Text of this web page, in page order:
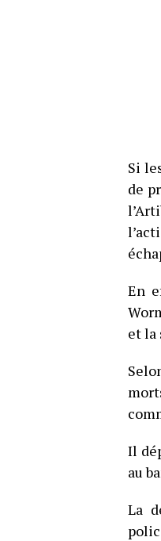
Si
de
En
et la
Il
au
La